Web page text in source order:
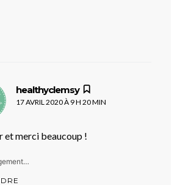
healthyclemsy
17 AVRIL 2020 À 9 H 20 MIN
et merci beaucoup !